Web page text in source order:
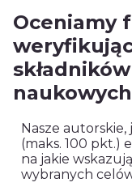
Oceniamy
naukowych
Nasze
(maks. 100 pkt.)
na jakie
wybranych